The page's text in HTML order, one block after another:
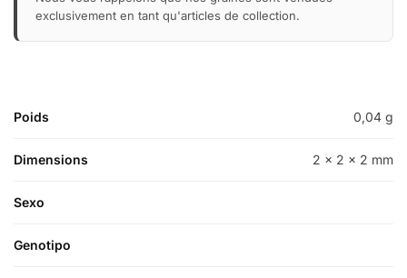
exclusivement en tant qu'articles de collection.
Poids 0,04 g
Dimensions 2 × 2 × 2 mm
Sexo
Genotipo